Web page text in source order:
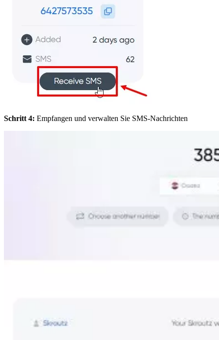
Schritt 4: Empfangen und verwalten Sie SMS-Nachrichten